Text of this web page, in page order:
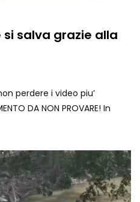
salva grazie alla
perdere i video piu’
DA NON PROVARE! In